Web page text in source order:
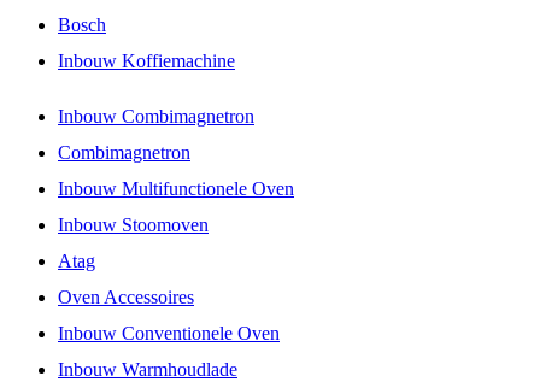
Bosch
Inbouw Koffiemachine
Inbouw Combimagnetron
Combimagnetron
Inbouw Multifunctionele Oven
Inbouw Stoomoven
Atag
Oven Accessoires
Inbouw Conventionele Oven
Inbouw Warmhoudlade